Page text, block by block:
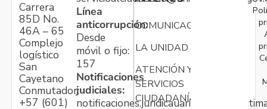
Carrera
85D No.
46A – 65
Complejo
logístico
San
Cayetano
Conmutador:
+57 (601)
Línea
anticorrupción:
Desde
móvil o fijo:
157
Notificaciones
judiciales:
COMUNICACIONES
LA UNIDAD
ATENCIÓN Y
SERVICIOS
CIUDADANÍA